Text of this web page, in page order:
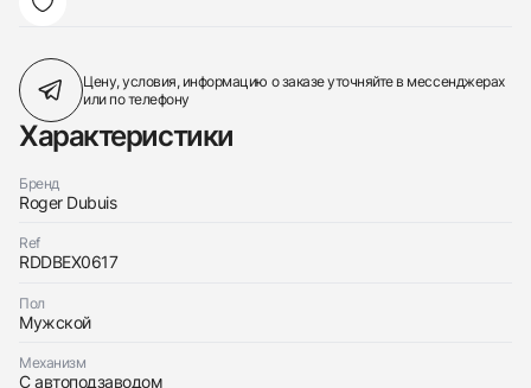
Цену, условия, информацию о заказеуточняйте в мессенджерах
или по телефону
Характеристики
Бренд
Roger Dubuis
Ref
RDDBEX0617
Пол
Мужской
Механизм
С автоподзаводом